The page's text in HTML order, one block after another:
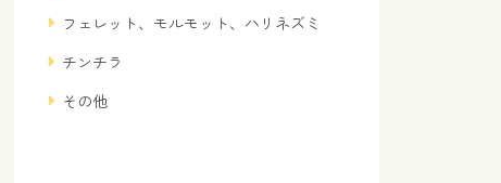
フェレット、モルモット、ハリネズミ
チンチラ
その他